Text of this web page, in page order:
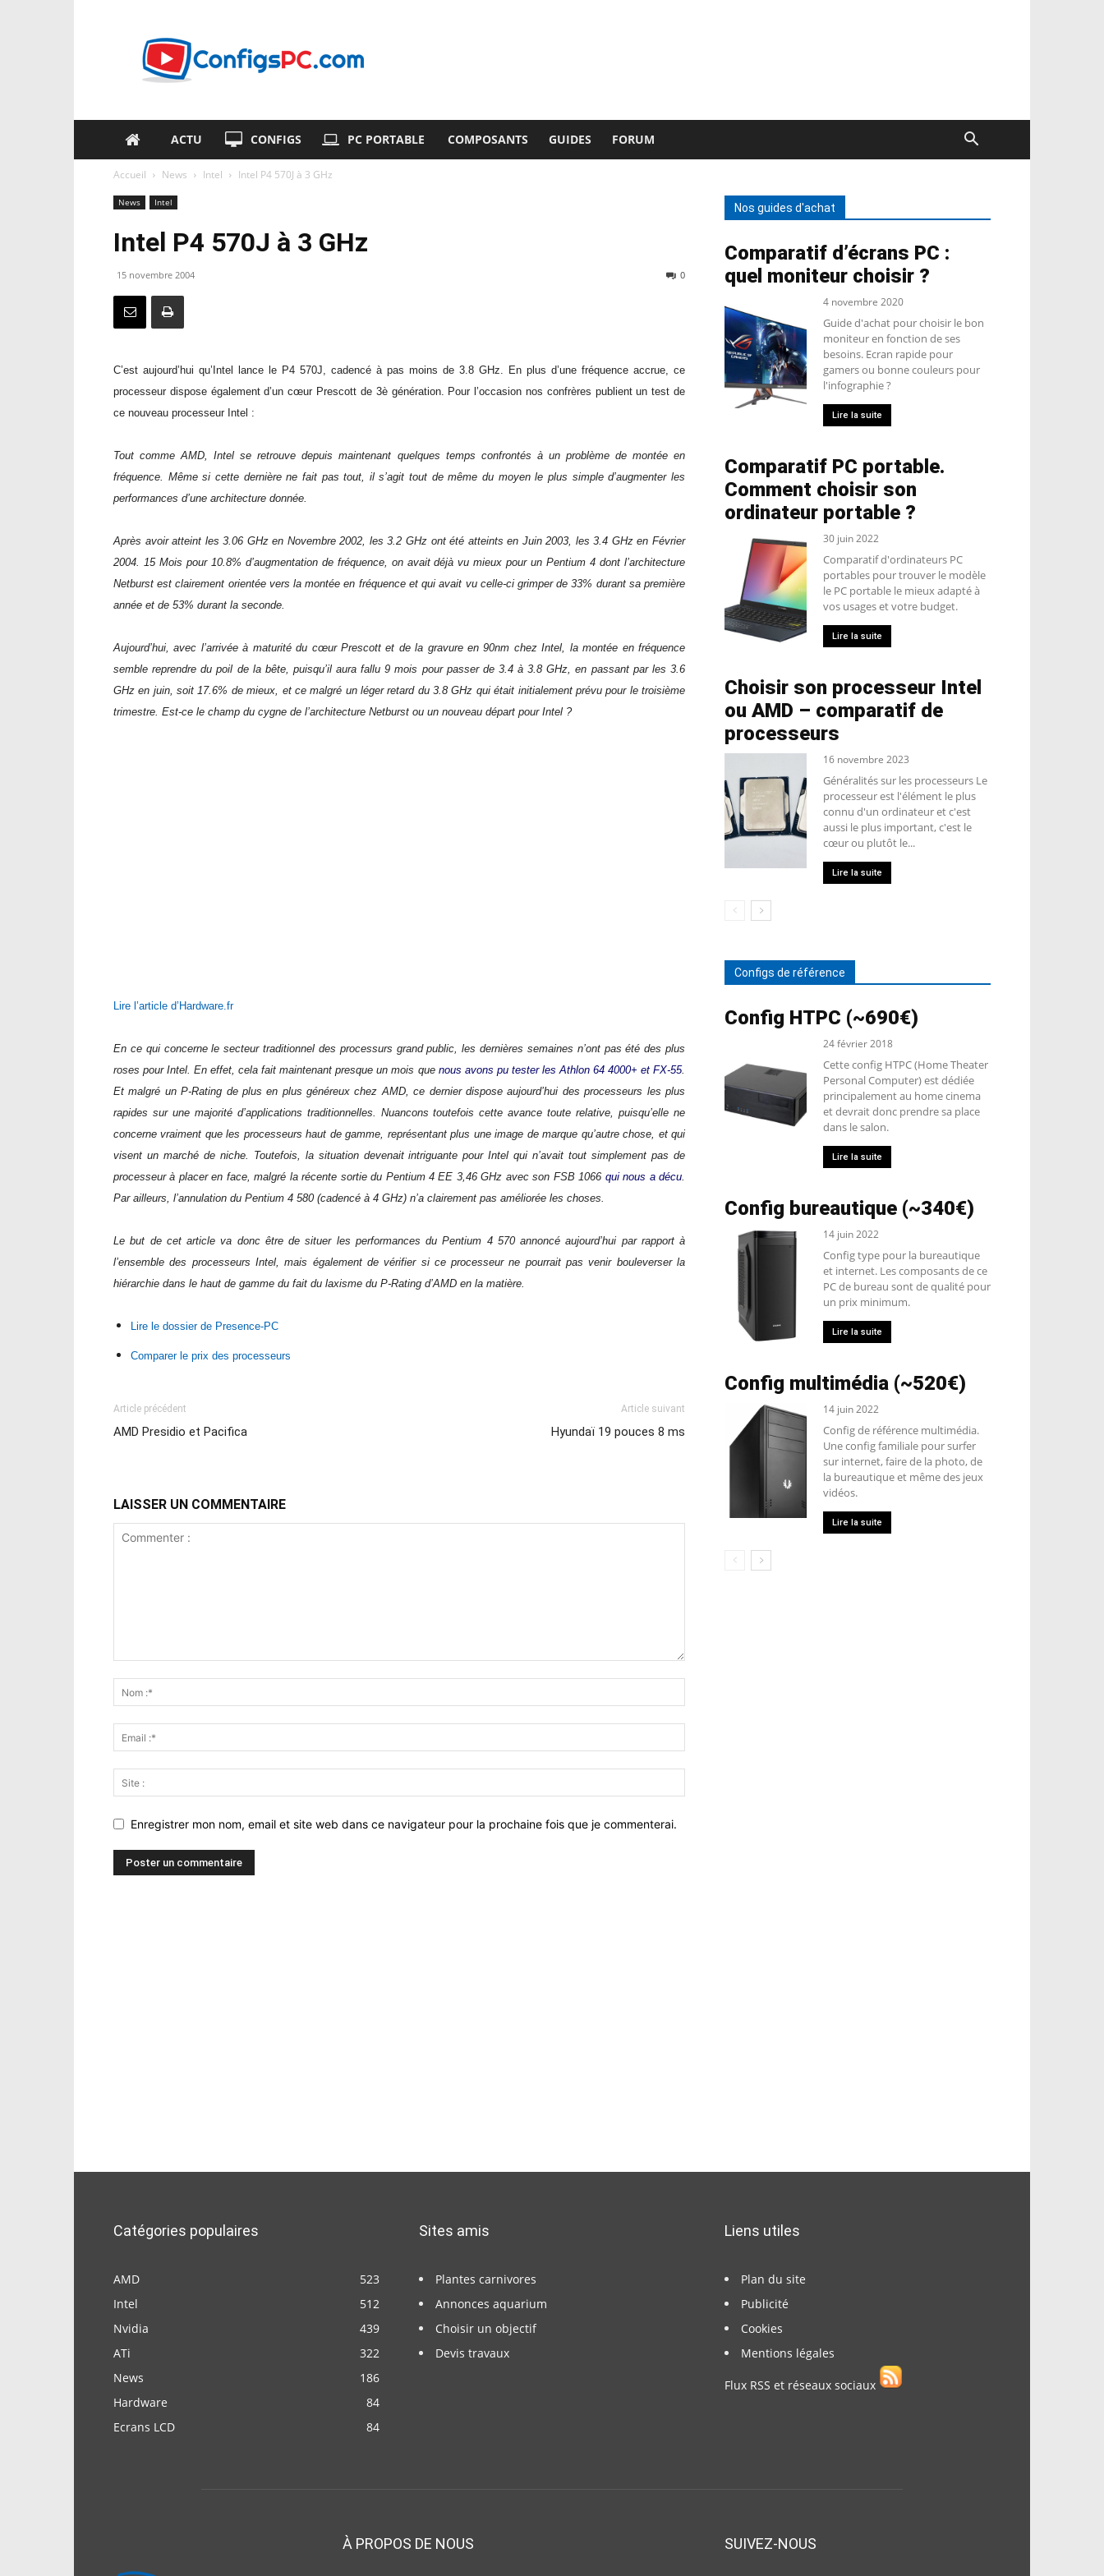
ACTU CONFIGS PC PORTABLE COMPOSANTS GUIDES FORUM
Accueil News Intel Intel P4 570J à 3 GHz
News Intel
Intel P4 570J à 3 GHz
15 novembre 2004 0
C’est aujourd’hui qu’Intel lance le P4 570J, cadencé à pas moins de 3.8 GHz. En plus d’une fréquence accrue, ce
processeur dispose également d’un cœur Prescott de 3è génération. Pour l’occasion nos confrères publient un test de
ce nouveau processeur Intel :
Tout comme AMD, Intel se retrouve depuis maintenant quelques temps confrontés à un problème de montée en
fréquence. Même si cette dernière ne fait pas tout, il s’agit tout de même du moyen le plus simple d’augmenter les
performances d’une architecture donnée.
Après avoir atteint les 3.06 GHz en Novembre 2002, les 3.2 GHz ont été atteints en Juin 2003, les 3.4 GHz en Février
2004. 15 Mois pour 10.8% d’augmentation de fréquence, on avait déjà vu mieux pour un Pentium 4 dont l’architecture
Netburst est clairement orientée vers la montée en fréquence et qui avait vu celle-ci grimper de 33% durant sa première
année et de 53% durant la seconde.
Aujourd’hui, avec l’arrivée à maturité du cœur Prescott et de la gravure en 90nm chez Intel, la montée en fréquence
semble reprendre du poil de la bête, puisqu’il aura fallu 9 mois pour passer de 3.4 à 3.8 GHz, en passant par les 3.6
GHz en juin, soit 17.6% de mieux, et ce malgré un léger retard du 3.8 GHz qui était initialement prévu pour le troisième
trimestre. Est-ce le champ du cygne de l’architecture Netburst ou un nouveau départ pour Intel ?
Lire l’article d’Hardware.fr
En ce qui concerne le secteur traditionnel des processurs grand public, les dernières semaines n’ont pas été des plus
roses pour Intel. En effet, cela fait maintenant presque un mois que nous avons pu tester les Athlon 64 4000+ et FX-55.
Et malgré un P-Rating de plus en plus généreux chez AMD, ce dernier dispose aujourd’hui des processeurs les plus
rapides sur une majorité d’applications traditionnelles. Nuancons toutefois cette avance toute relative, puisqu’elle ne
concerne vraiment que les processeurs haut de gamme, représentant plus une image de marque qu’autre chose, et qui
visent un marché de niche. Toutefois, la situation devenait intriguante pour Intel qui n’avait tout simplement pas de
processeur à placer en face, malgré la récente sortie du Pentium 4 EE 3,46 GHz avec son FSB 1066 qui nous a décu.
Par ailleurs, l’annulation du Pentium 4 580 (cadencé à 4 GHz) n’a clairement pas améliorée les choses.
Le but de cet article va donc être de situer les performances du Pentium 4 570 annoncé aujourd’hui par rapport à
l’ensemble des processeurs Intel, mais également de vérifier si ce processeur ne pourrait pas venir bouleverser la
hiérarchie dans le haut de gamme du fait du laxisme du P-Rating d’AMD en la matière.
Lire le dossier de Presence-PC
Comparer le prix des processeurs
Article précédent
AMD Presidio et Pacifica
Article suivant
Hyundaï 19 pouces 8 ms
LAISSER UN COMMENTAIRE
Enregistrer mon nom, email et site web dans ce navigateur pour la prochaine fois que je commenterai.
Nos guides d'achat
Comparatif d’écrans PC :
quel moniteur choisir ?
4 novembre 2020
Guide d'achat pour choisir le bon
moniteur en fonction de ses
besoins. Ecran rapide pour
gamers ou bonne couleurs pour
l'infographie ?
Lire la suite
Comparatif PC portable.
Comment choisir son
ordinateur portable ?
30 juin 2022
Comparatif d'ordinateurs PC
portables pour trouver le modèle
le PC portable le mieux adapté à
vos usages et votre budget.
Lire la suite
Choisir son processeur Intel
ou AMD – comparatif de
processeurs
16 novembre 2023
Généralités sur les processeurs Le
processeur est l'élément le plus
connu d'un ordinateur et c'est
aussi le plus important, c'est le
cœur ou plutôt le...
Lire la suite
Configs de référence
Config HTPC (~690€)
24 février 2018
Cette config HTPC (Home Theater
Personal Computer) est dédiée
principalement au home cinema
et devrait donc prendre sa place
dans le salon.
Lire la suite
Config bureautique (~340€)
14 juin 2022
Config type pour la bureautique
et internet. Les composants de ce
PC de bureau sont de qualité pour
un prix minimum.
Lire la suite
Config multimédia (~520€)
14 juin 2022
Config de référence multimédia.
Une config familiale pour surfer
sur internet, faire de la photo, de
la bureautique et même des jeux
vidéos.
Lire la suite
Catégories populaires
AMD
523
Intel
512
Nvidia
439
ATi
322
News
186
Hardware
84
Ecrans LCD
84
Sites amis
Plantes carnivores
Annonces aquarium
Choisir un objectif
Devis travaux
Liens utiles
Plan du site
Publicité
Cookies
Mentions légales
Flux RSS et réseaux sociaux
À PROPOS DE NOUS SUIVEZ-NOUS